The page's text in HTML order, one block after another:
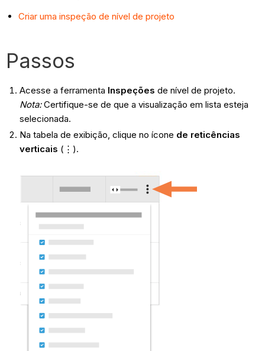
Criar uma inspeção de nível de projeto
Passos
Acesse a ferramenta Inspeções de nível de projeto.
Nota:Certifique-se de que a visualização em lista esteja
selecionada.
Na tabela de exibição, clique no ícone de reticências
verticais (⋮).